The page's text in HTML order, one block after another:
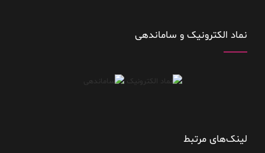
نماد الکترونیک و ساماندهی
لینک‌های مرتبط